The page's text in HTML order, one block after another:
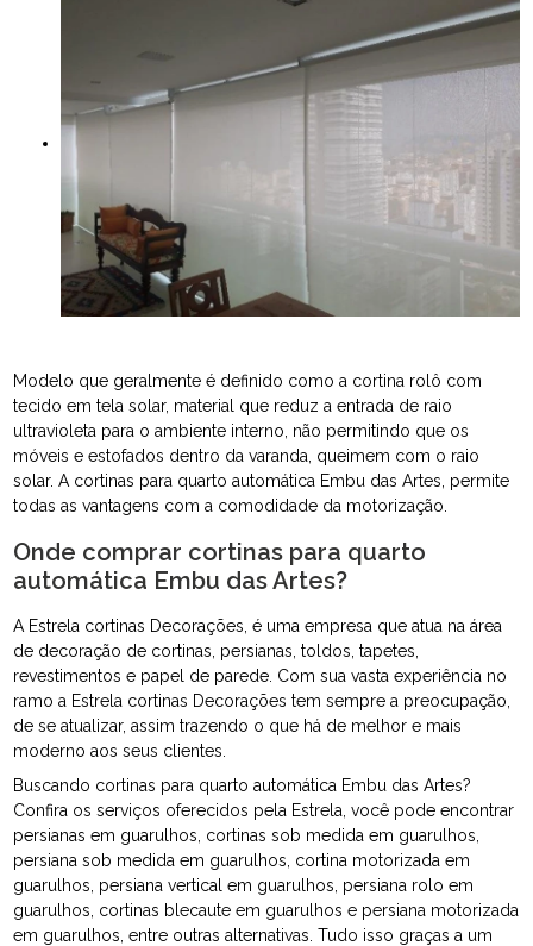
Modelo que geralmente é definido como a cortina rolô com
tecido em tela solar, material que reduz a entrada de raio
ultravioleta para o ambiente interno, não permitindo que os
móveis e estofados dentro da varanda, queimem com o raio
solar. A cortinas para quarto automática Embu das Artes, permite
todas as vantagens com a comodidade da motorização.
Onde comprar cortinas para quarto
automática Embu das Artes?
A Estrela cortinas Decorações, é uma empresa que atua na área
de decoração de cortinas, persianas, toldos, tapetes,
revestimentos e papel de parede. Com sua vasta experiência no
ramo a Estrela cortinas Decorações tem sempre a preocupação,
de se atualizar, assim trazendo o que há de melhor e mais
moderno aos seus clientes.
Buscando cortinas para quarto automática Embu das Artes?
Confira os serviços oferecidos pela Estrela, você pode encontrar
persianas em guarulhos, cortinas sob medida em guarulhos,
persiana sob medida em guarulhos, cortina motorizada em
guarulhos, persiana vertical em guarulhos, persiana rolo em
guarulhos, cortinas blecaute em guarulhos e persiana motorizada
em guarulhos, entre outras alternativas. Tudo isso graças a um